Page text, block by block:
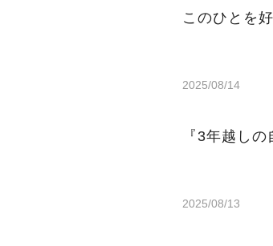
このひとを
2025/08/14
『3年越しの
2025/08/13